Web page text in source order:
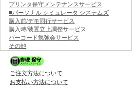
プリンタ保守メンテナンスサービス
■パーソナル シミュレータ システムズ
購入前/デモ同行サービス
購入時/装置立上調整サービス
バーコード勉強会サービス
その他
ご注文方法について
お支払い方法について